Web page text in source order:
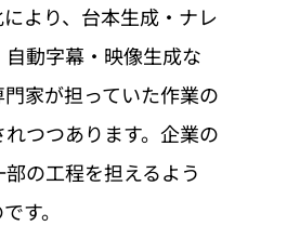
より、台本生成・ナレ
動字幕・映像生成な
家が担っていた作業の
つつあります。企業の
の工程を担えるよう
す。